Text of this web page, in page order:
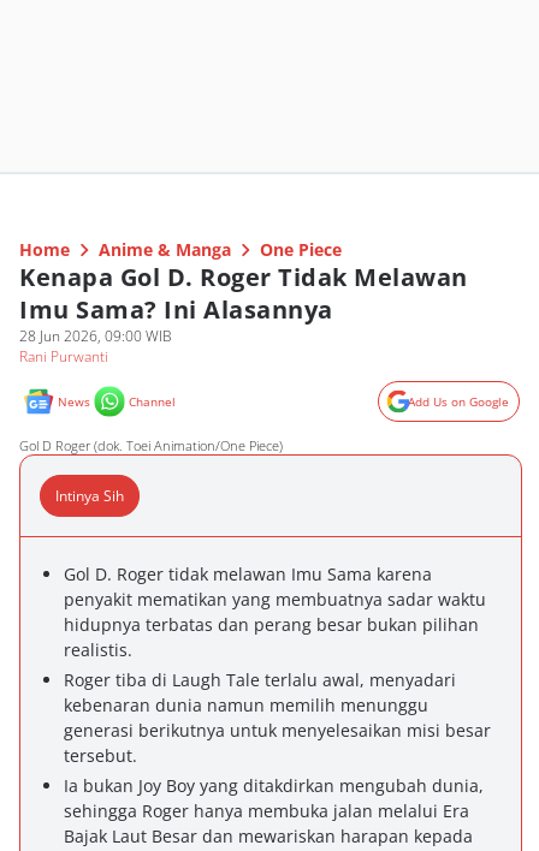
Home Anime & Manga One Piece
Kenapa Gol D. Roger Tidak Melawan
Imu Sama? Ini Alasannya
28 Jun 2026, 09:00 WIB
Rani Purwanti
News Channel Add Us on Google
Gol D Roger (dok. Toei Animation/One Piece)
Intinya Sih
Gol D. Roger tidak melawan Imu Sama karena
penyakit mematikan yang membuatnya sadar waktu
hidupnya terbatas dan perang besar bukan pilihan
realistis.
Roger tiba di Laugh Tale terlalu awal, menyadari
kebenaran dunia namun memilih menunggu
generasi berikutnya untuk menyelesaikan misi besar
tersebut.
Ia bukan Joy Boy yang ditakdirkan mengubah dunia,
sehingga Roger hanya membuka jalan melalui Era
Bajak Laut Besar dan mewariskan harapan kepada